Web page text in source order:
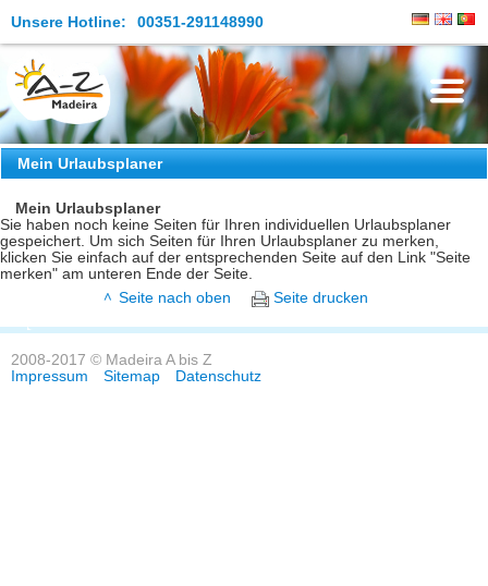
Unsere Hotline: 00351-291148990
Die Insel
Madeira Erleben
Aktuelles
Reiseangebote
Kontakt
Mein Urlaubsplaner
Mein Urlaubsplaner
Sie haben noch keine Seiten für Ihren individuellen Urlaubsplaner
gespeichert. Um sich Seiten für Ihren Urlaubsplaner zu merken,
klicken Sie einfach auf der entsprechenden Seite auf den Link "Seite
merken" am unteren Ende der Seite.
Seite nach oben
Seite drucken
2008-2017 © Madeira A bis Z
Impressum
Sitemap Datenschutz